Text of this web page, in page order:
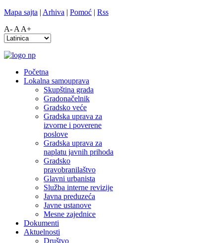
Mapa sajta | Arhiva | Pomoć | Rss
A- A A+
Početna
Lokalna samouprava
Skupština grada
Gradonačelnik
Gradsko veće
Gradska uprava za
izvorne i poverene
poslove
Gradska uprava za
naplatu javnih prihoda
Gradsko
pravobranilaštvo
Glavni urbanista
Služba interne revizije
Javna preduzeća
Javne ustanove
Mesne zajednice
Dokumenti
Aktuelnosti
Društvo